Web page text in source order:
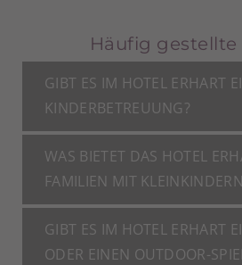
Häufig gestellte
GIBT ES IM HOTEL ERHART
KINDERBETREUUNG?
WAS BIETET DAS HOTEL
FAMILIEN MIT
GIBT ES IM HOTEL ERHART
ODER EINEN OUTDOOR-